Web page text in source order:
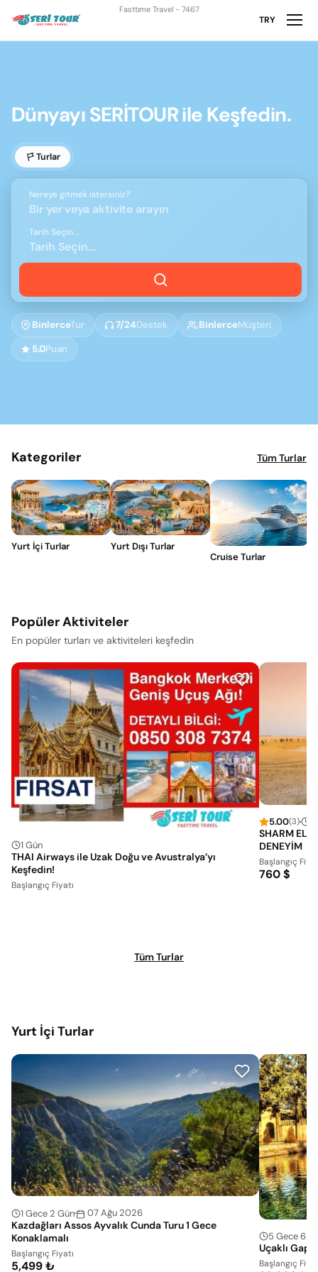
Fasttıme Travel - 7467
TRY
Dünyayı SERİTOUR ile Keşfedin.
Turlar
Nereye gitmek istersiniz?
Bir yer veya aktivite arayın
Tarih Seçin...
BinlerceTur 7/24Destek BinlerceMüşteri
5.0Puan
Kategoriler Tüm Turlar
Yurt İçi Turlar
Yurt Dışı Turlar
Cruise Turlar
Popüler Aktiviteler
En popüler turları ve aktiviteleri keşfedin
1 Gün
THAI Airways ile Uzak Doğu ve Avustralya’yı
Keşfedin!
Başlangıç Fiyatı
5.00(3)
SHARM EL
DENEYİM
Başlangıç
760 $
Tüm Turlar
Yurt İçi Turlar
1 Gece 2 Gün 07 Ağu 2026
Kazdağları Assos Ayvalık Cunda Turu 1 Gece
Konaklamalı
Başlangıç Fiyatı
5,499 ₺
5 Gece 6
Uçaklı Gap
Başlangıç